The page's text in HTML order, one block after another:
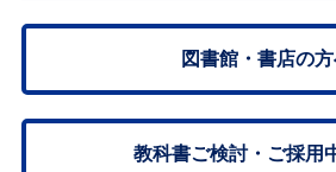
図書館・書店の
教科書ご検討・ ご採用